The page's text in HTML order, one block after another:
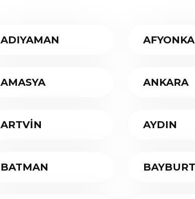
ADIYAMAN
AMASYA ANKARA
ARTVİN AYDIN
BATMAN BAYBURT